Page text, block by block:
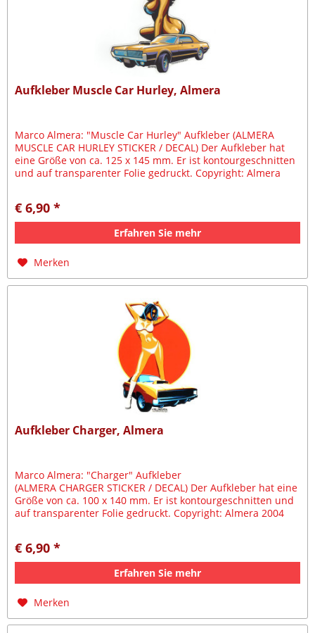
Aufkleber Muscle Car Hurley, Almera
Marco Almera: "Muscle Car Hurley" Aufkleber (ALMERA
MUSCLE CAR HURLEY STICKER / DECAL) Der Aufkleber hat
eine Größe von ca. 125 x 145 mm. Er ist kontourgeschnitten
und auf transparenter Folie gedruckt. Copyright: Almera
€ 6,90 *
Erfahren Sie mehr
Merken
Aufkleber Charger, Almera
Marco Almera: "Charger" Aufkleber
(ALMERA CHARGER STICKER / DECAL) Der Aufkleber hat eine
Größe von ca. 100 x 140 mm. Er ist kontourgeschnitten und
auf transparenter Folie gedruckt. Copyright: Almera 2004
€ 6,90 *
Erfahren Sie mehr
Merken